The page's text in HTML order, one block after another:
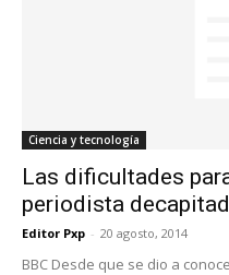
Ciencia y tecnología
Las dificultades
periodista
Editor Pxp - 20 agosto, 2014
BBC Desde que se dio a